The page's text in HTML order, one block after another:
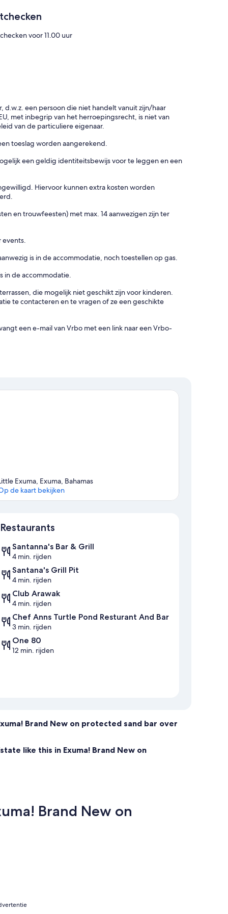
voor 11.00 uur
een persoon die niet handelt vanuit zijn/haar
met inbegrip van het herroepingsrecht, is niet van
van de particuliere eigenaar.
toeslag worden aangerekend.
een geldig identiteitsbewijs voor te leggen en een
Hiervoor kunnen extra kosten worden
en trouwfeesten) met max. 14 aanwezigen zijn ter
events.
is in de accommodatie, noch toestellen op gas.
in de accommodatie.
die mogelijk niet geschikt zijn voor kinderen.
te contacteren en te vragen of ze een geschikte
een e-mail van Vrbo met een link naar een Vrbo-
Exuma, Exuma, Bahamas
de kaart bekijken
Restaurants
Santanna's Bar & Grill
4 min. rijden
Santana's Grill Pit
4 min. rijden
Club Arawak
4 min. rijden
Chef Anns Turtle Pond Resturant And Bar
3 min. rijden
One 80
12 min. rijden
Brand New on protected sand bar over
like this in Exuma! Brand New on
Brand New on